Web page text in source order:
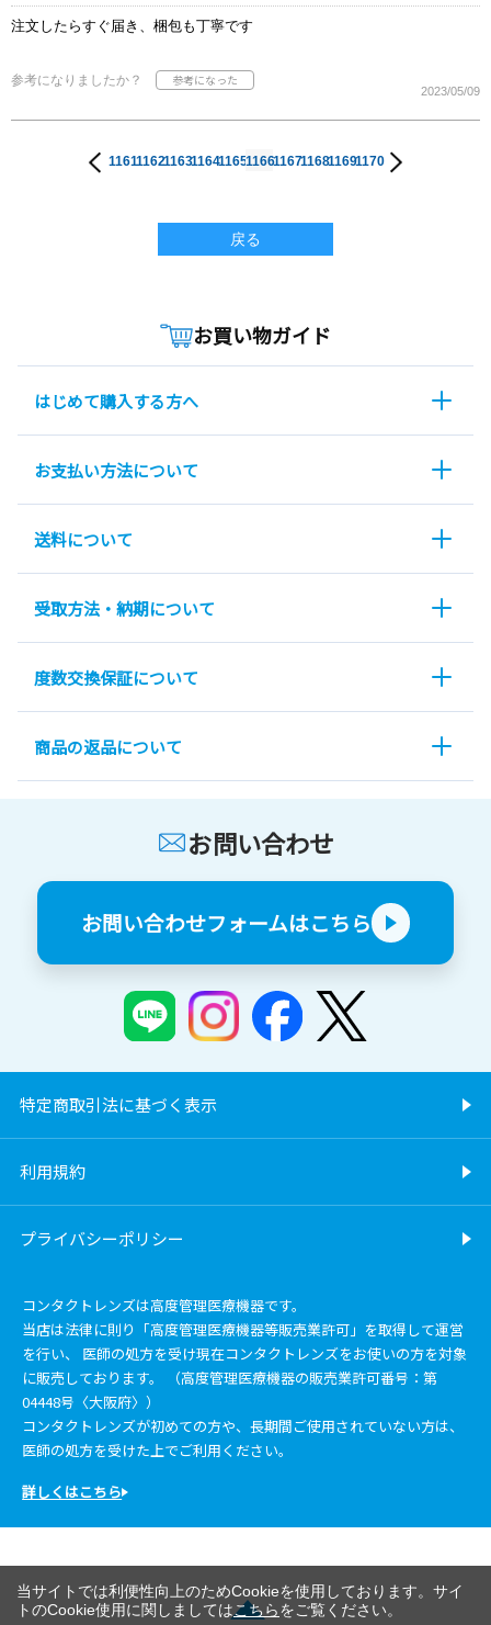
注文したらすぐ届き、梱包も丁寧です
参考になりましたか？
2023/05/09
1161116211631164116511661167116811691170
戻る
お買い物ガイド
はじめて購入する方へ
お支払い方法について
送料について
受取方法・納期について
度数交換保証について
商品の返品について
お問い合わせ
お問い合わせフォームはこちら
特定商取引法に基づく表示
利用規約
プライバシーポリシー
コンタクトレンズは高度管理医療機器です。
当店は法律に則り「高度管理医療機器等販売業許可」を取得して運営
を行い、 医師の処方を受け現在コンタクトレンズをお使いの方を対象
に販売しております。 （高度管理医療機器の販売業許可番号：第
04448号〈大阪府〉）
コンタクトレンズが初めての方や、長期間ご使用されていない方は、
医師の処方を受けた上でご利用ください。
詳しくはこちら
当サイトでは利便性向上のためCookieを使用しております。サイ
トのCookie使用に関しましてはこちらをご覧ください。